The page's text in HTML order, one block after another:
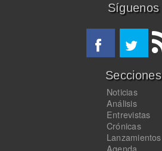
Síguenos
Secciones
Noticias
Análisis
Entrevistas
Crónicas
Lanzamientos
Agenda